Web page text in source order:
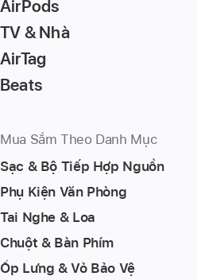
AirPods
TV & Nhà
AirTag
Beats
Mua Sắm Theo Danh Mục
Sạc & Bộ Tiếp Hợp Nguồn
Phụ Kiện Văn Phòng
Tai Nghe & Loa
Chuột & Bàn Phím
Ốp Lưng & Vỏ Bảo Vệ